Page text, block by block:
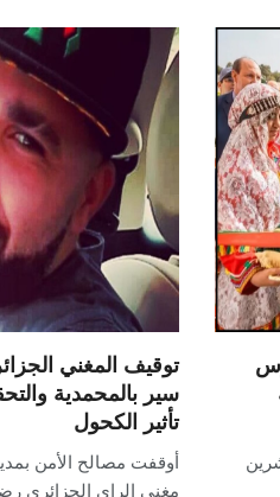
توقيف المغني
سير بالمحمدية
تأثير الكحول
أوقفت مصالح الأمن
مغني الراي الجزائري